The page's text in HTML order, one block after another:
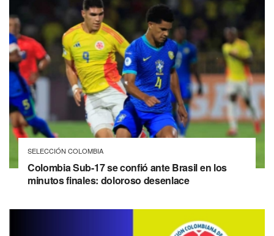
SELECCIÓN COLOMBIA
Colombia Sub-17 se confió ante Brasil en los
minutos finales: doloroso desenlace